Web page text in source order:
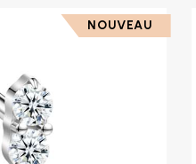
NOUVEAU